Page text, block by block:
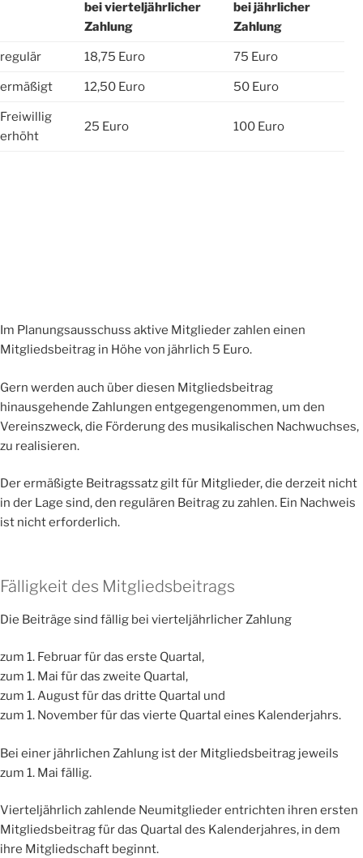
bei vierteljährlicher
Zahlung
bei jährlicher
Zahlung
regulär 18,75 Euro 75 Euro
ermäßigt 12,50 Euro 50 Euro
Freiwillig
erhöht
25 Euro 100 Euro
Im Planungsausschuss aktive Mitglieder zahlen einen
Mitgliedsbeitrag in Höhe von jährlich 5 Euro.
Gern werden auch über diesen Mitgliedsbeitrag
hinausgehende Zahlungen entgegengenommen, um den
Vereinszweck, die Förderung des musikalischen Nachwuchses,
zu realisieren.
Der ermäßigte Beitragssatz gilt für Mitglieder, die derzeit nicht
in der Lage sind, den regulären Beitrag zu zahlen. Ein Nachweis
ist nicht erforderlich.
Fälligkeit des Mitgliedsbeitrags
Die Beiträge sind fällig bei vierteljährlicher Zahlung
zum 1. Februar für das erste Quartal,
zum 1. Mai für das zweite Quartal,
zum 1. August für das dritte Quartal und
zum 1. November für das vierte Quartal eines Kalenderjahrs.
Bei einer jährlichen Zahlung ist der Mitgliedsbeitrag jeweils
zum 1. Mai fällig.
Vierteljährlich zahlende Neumitglieder entrichten ihren ersten
Mitgliedsbeitrag für das Quartal des Kalenderjahres, in dem
ihre Mitgliedschaft beginnt.